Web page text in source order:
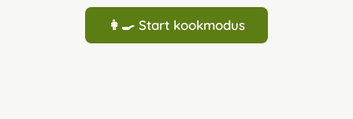
👩‍🍳 Start kookmodus